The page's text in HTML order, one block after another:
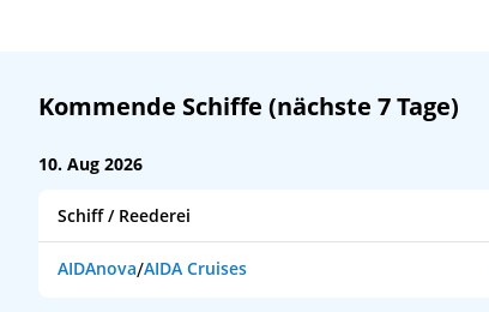
Kommende Schiffe (nächste 7 Tage)
10. Aug 2026
Schiff / Reederei
AIDAnova/AIDA Cruises